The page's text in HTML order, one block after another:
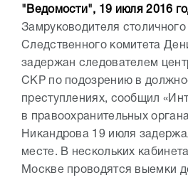
"Ведомости", 19 июля 2016
Замруководителя
Следственного комитета
задержан следователем
СКР по подозрению в
преступлениях, сообщил
в правоохранительных
Никандрова 19 июля
месте. В нескольких
Москве проводятся выемки